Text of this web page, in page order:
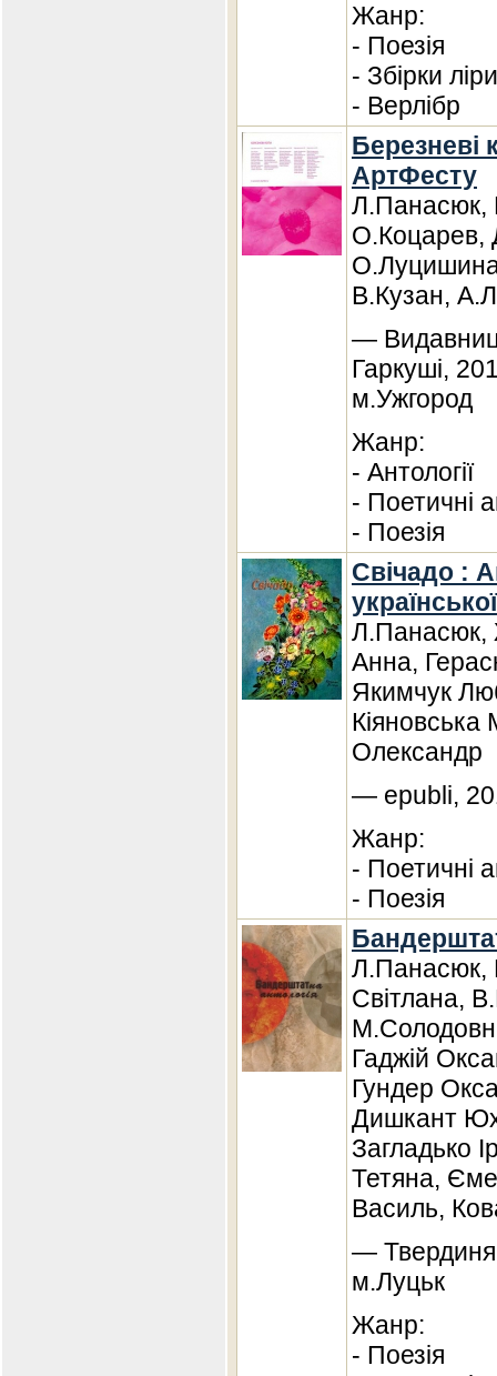
Жанр:
- Поезія
- Збірки
- Верлібр
Березневі
АртФесту
Л.Панасюк,
О.Коцарев,
В.Кузан,
—
Гаркуші,
м.Ужгород
Жанр:
- Антології
- Поетичні
- Поезія
Свічадо :
Л.Панасюк,
Анна,
Якимчук
Кіяновська
Олександр
— epubli,
Жанр:
- Поетичні
- Поезія
Л.Панасюк,
Світлана,
Гаджій
Гундер
Дишкант
Загладько
Тетяна,
Василь,
—
м.Луцьк
Жанр:
- Поезія